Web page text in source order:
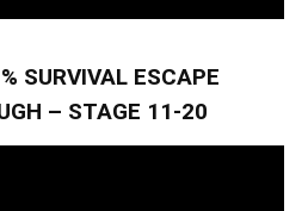
SURVIVAL ESCAPE
– STAGE 11-20